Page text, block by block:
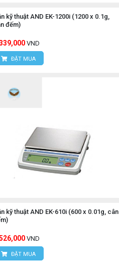
kỹ thuật AND EK-1200i (1200 x 0.1g,
đếm)
VND
ĐẶT MUA
kỹ thuật AND EK-610i (600 x 0.01g, cân
VND
ĐẶT MUA